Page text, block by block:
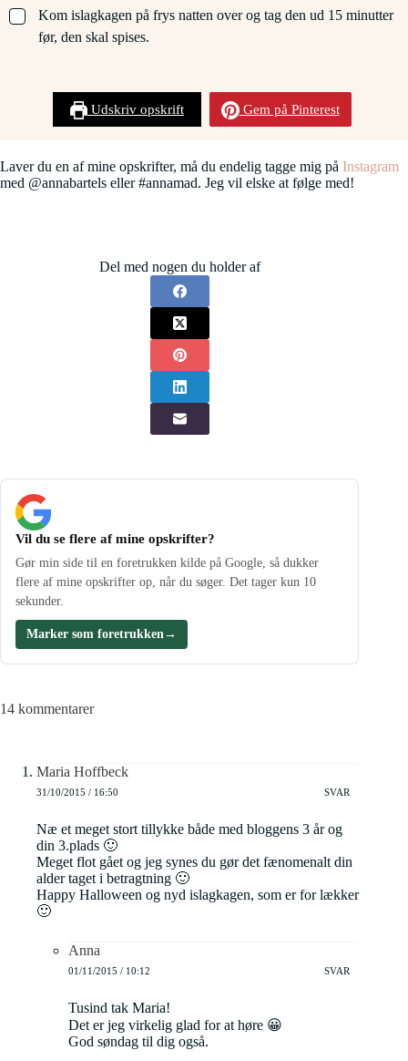
▢
Kom islagkagen på frys natten over og tag den ud 15 minutter
før, den skal spises.
Udskriv opskrift Gem på Pinterest
Laver du en af mine opskrifter, må du endelig tagge mig på Instagram
med @annabartels eller #annamad. Jeg vil elske at følge med!
Del med nogen du holder af
Vil du se flere af mine opskrifter?
Gør min side til en foretrukken kilde på Google, så dukker
flere af mine opskrifter op, når du søger. Det tager kun 10
sekunder.
Marker som foretrukken→
14 kommentarer
Maria Hoffbeck
31/10/2015 / 16:50 SVAR
Næ et meget stort tillykke både med bloggens 3 år og
din 3.plads 🙂
Meget flot gået og jeg synes du gør det fænomenalt din
alder taget i betragtning 🙂
Happy Halloween og nyd islagkagen, som er for lækker
🙂
Anna
01/11/2015 / 10:12 SVAR
Tusind tak Maria!
Det er jeg virkelig glad for at høre 😀
God søndag til dig også.